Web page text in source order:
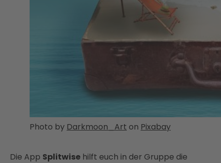
Photo by Darkmoon_Art on Pixabay
Die App Splitwise hilft euch in der Gruppe die